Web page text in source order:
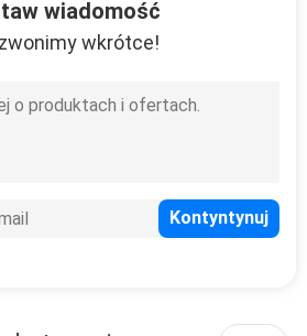
wiadomość
wkrótce!